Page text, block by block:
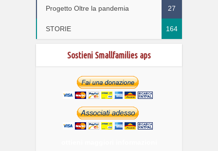
Progetto Oltre la pandemia 27
STORIE 164
Sostieni Smallfamilies aps